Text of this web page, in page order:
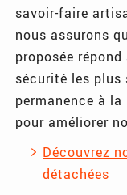
savoir-faire
nous assurons
proposée
sécurité les plus
permanence à
pour améliorer
Découvrez
détachées